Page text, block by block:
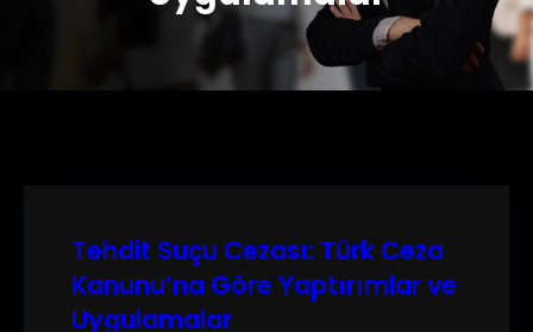
Tehdit Suçu Cezası: Türk Ceza
Kanunu’na Göre Yaptırımlar ve
Uygulamalar